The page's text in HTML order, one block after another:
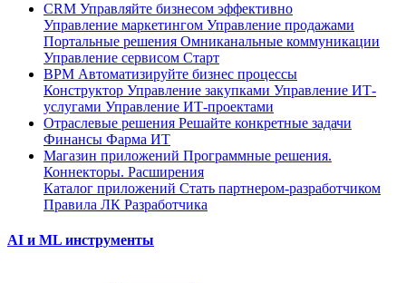
CRM Управляйте бизнесом эффективно
Управление маркетингом Управление продажами
Портальные решения Омниканальные коммуникации
Управление сервисом Старт
BPM Автоматизируйте бизнес процессы
Конструктор Управление закупками Управление ИТ-
услугами Управление ИТ-проектами
Отраслевые решения Решайте конкретные задачи
Финансы Фарма ИТ
Магазин приложений Программные решения.
Коннекторы. Расширения
Каталог приложений Стать партнером-разработчиком
Правила ЛК Разработчика
AI и ML инструменты